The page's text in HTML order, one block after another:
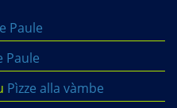
Paule
Paule
Pìzze alla vàmbe